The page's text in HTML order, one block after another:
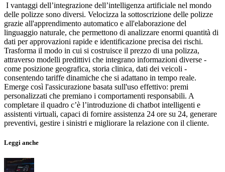
I vantaggi dell’integrazione dell’intelligenza artificiale nel mondo
delle polizze sono diversi. Velocizza la sottoscrizione delle polizze
grazie all'apprendimento automatico e all'elaborazione del
linguaggio naturale, che permettono di analizzare enormi quantità di
dati per approvazioni rapide e identificazione precisa dei rischi.
Trasforma il modo in cui si costruisce il prezzo di una polizza,
attraverso modelli predittivi che integrano informazioni diverse -
come posizione geografica, storia clinica, dati dei veicoli -
consentendo tariffe dinamiche che si adattano in tempo reale.
Emerge così l'assicurazione basata sull'uso effettivo: premi
personalizzati che premiano i comportamenti responsabili. A
completare il quadro c’è l’introduzione di chatbot intelligenti e
assistenti virtuali, capaci di fornire assistenza 24 ore su 24, generare
preventivi, gestire i sinistri e migliorare la relazione con il cliente.
Leggi anche